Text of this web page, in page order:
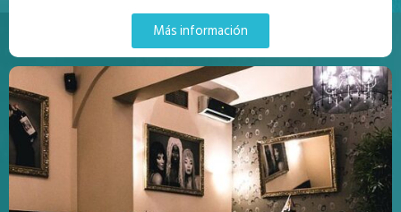
Más información